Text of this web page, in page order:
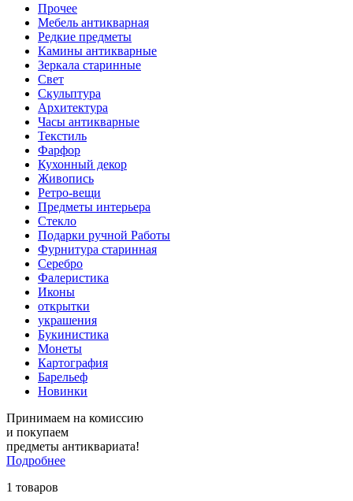
Прочее
Мебель антикварная
Редкие предметы
Камины антикварные
Зеркала старинные
Свет
Скульптура
Архитектура
Часы антикварные
Текстиль
Фарфор
Кухонный декор
Живопись
Ретро-вещи
Предметы интерьера
Стекло
Подарки ручной Работы
Фурнитура старинная
Серебро
Фалеристика
Иконы
открытки
украшения
Букинистика
Монеты
Картография
Барельеф
Новинки
Принимаем на комиссию
и покупаем
предметы антиквариата!
Подробнее
1 товаров